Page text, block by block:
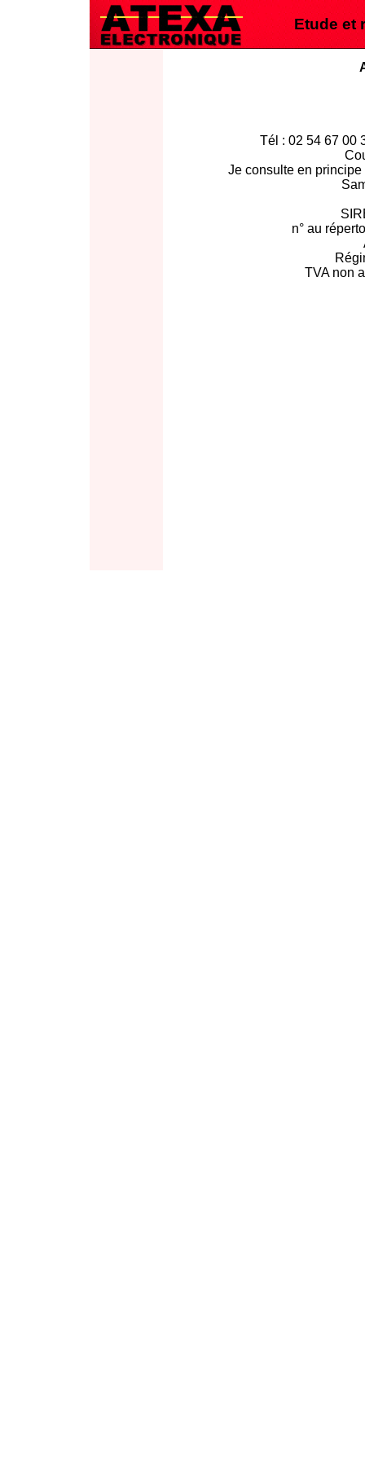
Etude et
Tél : 02 54 67 00
Je consulte en
n° au
TVA non